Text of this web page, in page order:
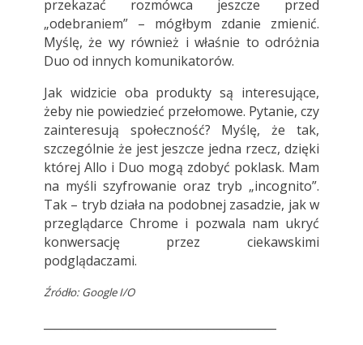
przekazać rozmówca jeszcze przed
„odebraniem” – mógłbym zdanie zmienić.
Myślę, że wy również i właśnie to odróżnia
Duo od innych komunikatorów.
Jak widzicie oba produkty są interesujące,
żeby nie powiedzieć przełomowe. Pytanie, czy
zainteresują społeczność? Myślę, że tak,
szczególnie że jest jeszcze jedna rzecz, dzięki
której Allo i Duo mogą zdobyć poklask. Mam
na myśli szyfrowanie oraz tryb „incognito”.
Tak – tryb działa na podobnej zasadzie, jak w
przeglądarce Chrome i pozwala nam ukryć
konwersację przez ciekawskimi
podglądaczami.
Źródło: Google I/O